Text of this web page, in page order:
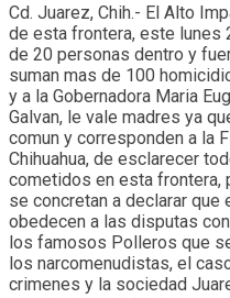
Cd. Juarez, Chih.- El Alto
de esta frontera, este lunes
de 20 personas dentro y
suman mas de 100
y a la Gobernadora Maria
Galvan, le vale madres ya
comun y corresponden a la
Chihuahua, de esclarecer
cometidos en esta frontera,
se concretan a declarar
obedecen a las disputas
los famosos Polleros que
los narcomenudistas, el
crimenes y la sociedad